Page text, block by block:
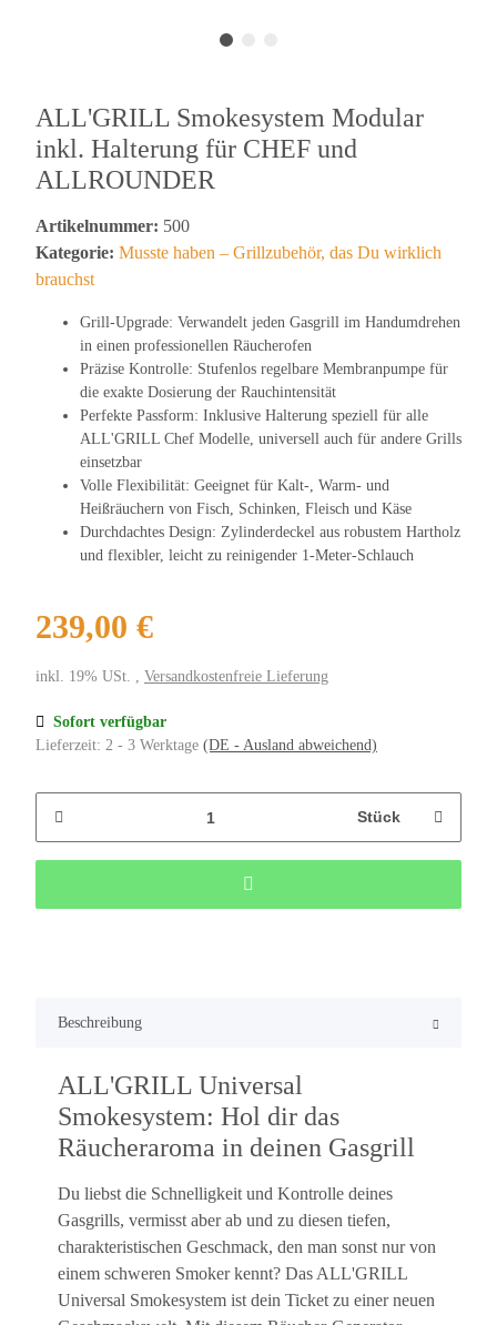
ALL'GRILL Smokesystem Modular
inkl. Halterung für CHEF und
ALLROUNDER
Artikelnummer: 500
Kategorie: Musste haben – Grillzubehör, das Du wirklich
brauchst
Grill-Upgrade: Verwandelt jeden Gasgrill im Handumdrehen
in einen professionellen Räucherofen
Präzise Kontrolle: Stufenlos regelbare Membranpumpe für
die exakte Dosierung der Rauchintensität
Perfekte Passform: Inklusive Halterung speziell für alle
ALL'GRILL Chef Modelle, universell auch für andere Grills
einsetzbar
Volle Flexibilität: Geeignet für Kalt-, Warm- und
Heißräuchern von Fisch, Schinken, Fleisch und Käse
Durchdachtes Design: Zylinderdeckel aus robustem Hartholz
und flexibler, leicht zu reinigender 1-Meter-Schlauch
239,00 €
inkl. 19% USt. , Versandkostenfreie Lieferung
Sofort verfügbar
Lieferzeit: 2 - 3 Werktage (DE - Ausland abweichend)
Stück
Beschreibung
ALL'GRILL Universal
Smokesystem: Hol dir das
Räucheraroma in deinen Gasgrill
Du liebst die Schnelligkeit und Kontrolle deines
Gasgrills, vermisst aber ab und zu diesen tiefen,
charakteristischen Geschmack, den man sonst nur von
einem schweren Smoker kennt? Das ALL'GRILL
Universal Smokesystem ist dein Ticket zu einer neuen